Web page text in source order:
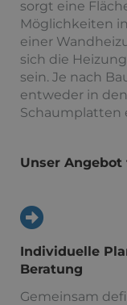
sorgt eine
Möglichkeiten
einer
sich die
sein. Je nach
entweder in
Schaumplatten
Unser Angebot
Individuelle
Beratung
Gemeinsam